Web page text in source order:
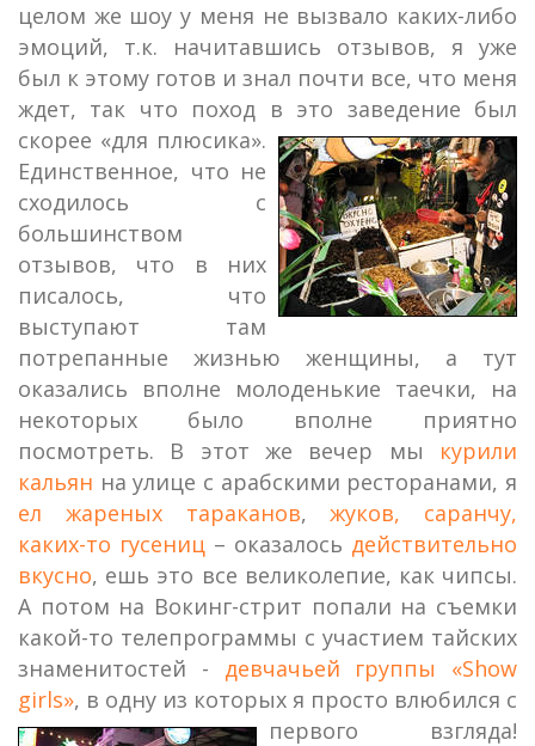
целом же шоу у меня не вызвало каких-либо
эмоций, т.к. начитавшись отзывов, я уже
был к этому готов и знал почти все, что меня
ждет, так что поход в это заведение был
скорее «для плюсика».
Единственное, что не
сходилось с
большинством
отзывов, что в них
писалось, что
выступают там
потрепанные жизнью женщины, а тут
оказались вполне молоденькие таечки, на
некоторых было вполне приятно
посмотреть. В этот же вечер мы курили
кальян на улице с арабскими ресторанами, я
ел жареных тараканов,жуков, саранчу,
каких-то гусениц – оказалось действительно
вкусно, ешь это все великолепие, как чипсы.
А потом на Вокинг-стрит попали на съемки
какой-то телепрограммы с участием тайских
знаменитостей - девчачьей группы «Show
girls», в одну из которых я просто влюбился с
первого взгляда!